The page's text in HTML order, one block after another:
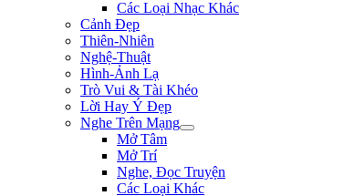
Các Loại Nhạc Khác
Cảnh Đẹp
Thiên-Nhiên
Nghệ-Thuật
Hình-Ảnh Lạ
Trò Vui & Tài Khéo
Lời Hay Ý Đẹp
Nghe Trên Mạng
Mở Tâm
Mở Trí
Nghe, Đọc Truyện
Các Loại Khác